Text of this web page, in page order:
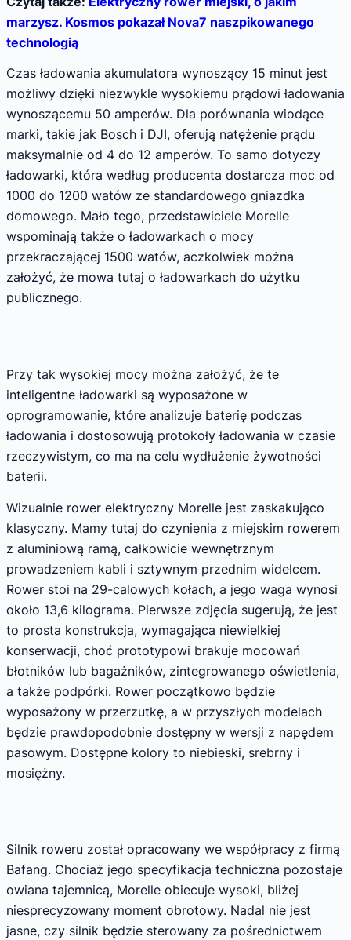
marzysz. Kosmos pokazał Nova7 naszpikowanego
technologią
Czas ładowania akumulatora wynoszący 15 minut jest
możliwy dzięki niezwykle wysokiemu prądowi ładowania
wynoszącemu 50 amperów. Dla porównania wiodące
marki, takie jak Bosch i DJI, oferują natężenie prądu
maksymalnie od 4 do 12 amperów. To samo dotyczy
ładowarki, która według producenta dostarcza moc od
1000 do 1200 watów ze standardowego gniazdka
domowego. Mało tego, przedstawiciele Morelle
wspominają także o ładowarkach o mocy
przekraczającej 1500 watów, aczkolwiek można
założyć, że mowa tutaj o ładowarkach do użytku
publicznego.
Przy tak wysokiej mocy można założyć, że te
inteligentne ładowarki są wyposażone w
oprogramowanie, które analizuje baterię podczas
ładowania i dostosowują protokoły ładowania w czasie
rzeczywistym, co ma na celu wydłużenie żywotności
baterii.
Wizualnie rower elektryczny Morelle jest zaskakująco
klasyczny. Mamy tutaj do czynienia z miejskim rowerem
z aluminiową ramą, całkowicie wewnętrznym
prowadzeniem kabli i sztywnym przednim widelcem.
Rower stoi na 29-calowych kołach, a jego waga wynosi
około 13,6 kilograma. Pierwsze zdjęcia sugerują, że jest
to prosta konstrukcja, wymagająca niewielkiej
konserwacji, choć prototypowi brakuje mocowań
błotników lub bagażników, zintegrowanego oświetlenia,
a także podpórki. Rower początkowo będzie
wyposażony w przerzutkę, a w przyszłych modelach
będzie prawdopodobnie dostępny w wersji z napędem
pasowym. Dostępne kolory to niebieski, srebrny i
mosiężny.
Silnik roweru został opracowany we współpracy z firmą
Bafang. Chociaż jego specyfikacja techniczna pozostaje
owiana tajemnicą, Morelle obiecuje wysoki, bliżej
niesprecyzowany moment obrotowy. Nadal nie jest
jasne, czy silnik będzie sterowany za pośrednictwem